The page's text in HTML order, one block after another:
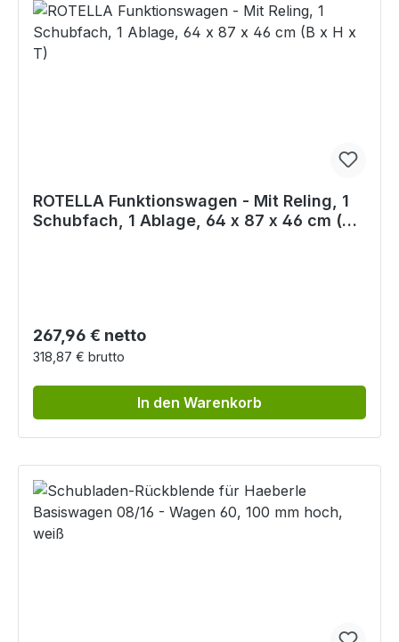
ROTELLA Funktionswagen - Mit Reling, 1
Schubfach, 1 Ablage, 64 x 87 x 46 cm (B x
Regulärer Preis:
267,96 € netto
318,87 € brutto
In den Warenkorb